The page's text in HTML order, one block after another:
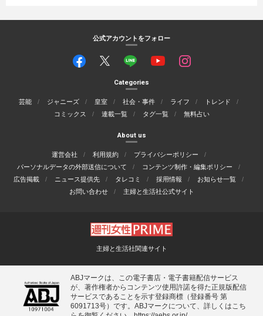
公式アカウントをフォロー
Categories
芸能 ジャニーズ 皇室 社会・事件 ライフ
トレンド
コミックス
連載一覧 タグ一覧 無料占い
About us
運営会社 利用規約
プライバシーポリシー
パーソナルデータの外部送信について
コンテンツ制作・編集ポリシー
広告掲載
ニュース提供先 タレコミ 採用情報
お知らせ一覧
お問い合わせ
主婦と生活社公式サイト
主婦と生活社関連サイト
ABJマークは、この電子書店・電子書籍配信サービス
が、著作権者からコンテンツ使用許諾を得た正規版配信
サービスであることを示す登録商標（登録番号 第
6091713号）です。ABJマークについて、詳しくはこち